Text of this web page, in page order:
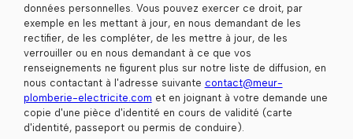
données personnelles. Vous pouvez exercer ce droit, par
exemple en les mettant à jour, en nous demandant de les
rectifier, de les compléter, de les mettre à jour, de les
verrouiller ou en nous demandant à ce que vos
renseignements ne figurent plus sur notre liste de diffusion, en
nous contactant à l'adresse suivante contact@meur-
plomberie-electricite.com et en joignant à votre demande une
copie d'une pièce d'identité en cours de validité (carte
d'identité, passeport ou permis de conduire).